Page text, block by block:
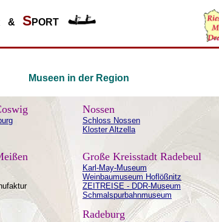
& SPORT
Museen in der Region
Nossen
Schloss Nossen
Kloster Altzella
Große Kreisstadt Radebeul
Karl-May-Museum
Weinbaumuseum Hoflößnitz
ZEITREISE - DDR-Museum
Schmalspurbahnmuseum
Radeburg